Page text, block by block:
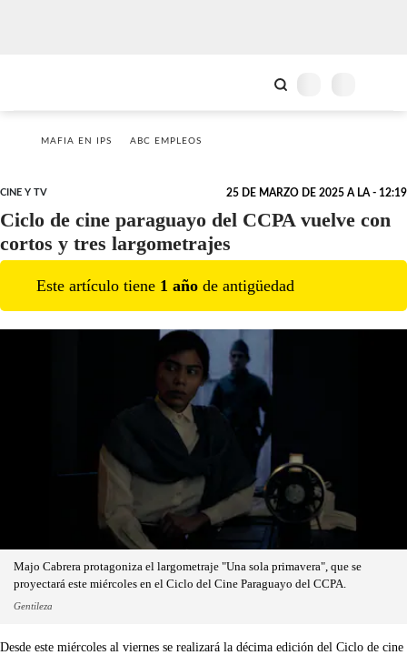
MAFIA EN IPS ABC EMPLEOS
CINE Y TV 25 DE MARZO DE 2025 A LA - 12:19
Ciclo de cine paraguayo del CCPA vuelve con
cortos y tres largometrajes
Este artículo tiene 1 año de antigüedad
Majo Cabrera protagoniza el largometraje "Una sola primavera", que se
proyectará este miércoles en el Ciclo del Cine Paraguayo del CCPA.
Gentileza
Desde este miércoles al viernes se realizará la décima edición del Ciclo de cine